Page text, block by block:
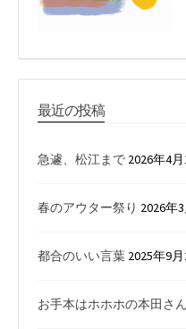
最近の投稿
急遽、松江まで 2026年4
春のアウター祭り 2026年
都合のいい言葉 2025年9
お手本はホホホの本田さん